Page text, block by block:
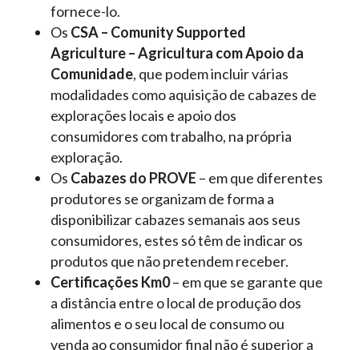
fornece-lo.
Os CSA – Comunity Supported
Agriculture – Agricultura com Apoio da
Comunidade, que podem incluir várias
modalidades como aquisição de cabazes de
explorações locais e apoio dos
consumidores com trabalho, na própria
exploração.
Os Cabazes do PROVE – em que diferentes
produtores se organizam de forma a
disponibilizar cabazes semanais aos seus
consumidores, estes só têm de indicar os
produtos que não pretendem receber.
Certificações Km0– em que se garante que
a distância entre o local de produção dos
alimentos e o seu local de consumo ou
venda ao consumidor final não é superior a